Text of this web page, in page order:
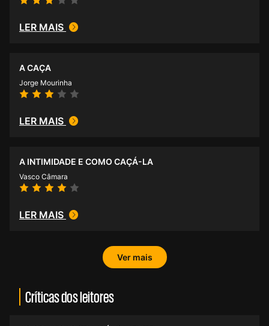
LER MAIS
A CAÇA
Jorge Mourinha
LER MAIS
A INTIMIDADE E COMO CAÇÁ-LA
Vasco Câmara
LER MAIS
Ver mais
Críticas dos leitores